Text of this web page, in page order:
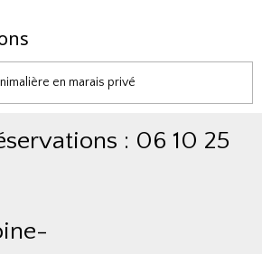
en marais privé
: 06 10 25